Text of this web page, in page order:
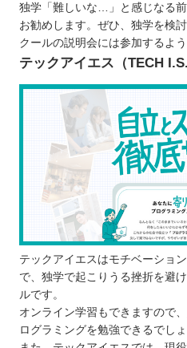
独学「難しいな…」と感じなる
お勧めします。ぜひ、独学を検
クールの説明会には参加するよう
テックアイエス（TECH I.S.
テックアイエスはモチベーショ
で、独学で起こりうる挫折を避
ルです。
オンライン学習もできますので
ログラミングを勉強できるでしょ